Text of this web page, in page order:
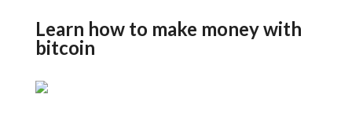
Learn how to make money with
bitcoin